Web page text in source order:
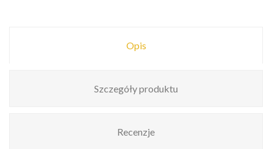
Opis
Szczegóły produktu
Recenzje